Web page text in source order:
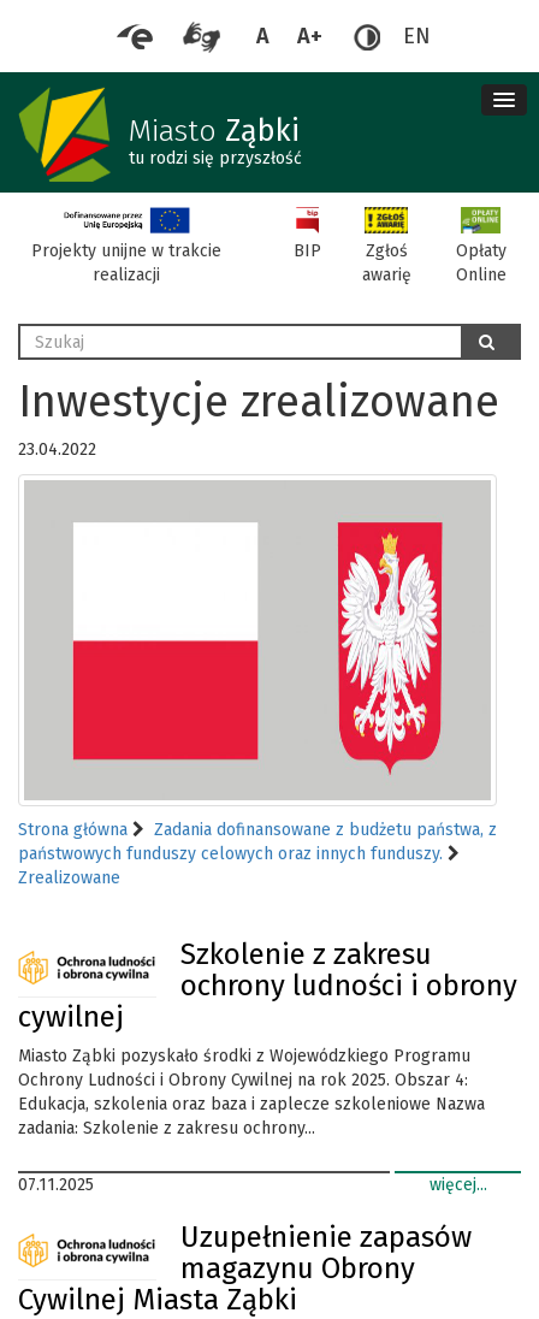
A A+ EN
Miasto Ząbki
tu rodzi się przyszłość
Projekty unijne w trakcie
realizacji
BIP
Zgłoś
awarię
Opłaty
Online
Wyszukaj szukaj
Inwestycje zrealizowane
23.04.2022
Strona główna
Zadania dofinansowane z budżetu państwa, z
państwowych funduszy celowych oraz innych funduszy.
Zrealizowane
Szkolenie z zakresu
ochrony ludności i obrony
cywilnej
Miasto Ząbki pozyskało środki z Wojewódzkiego Programu
Ochrony Ludności i Obrony Cywilnej na rok 2025. Obszar 4:
Edukacja, szkolenia oraz baza i zaplecze szkoleniowe Nazwa
zadania: Szkolenie z zakresu ochrony...
07.11.2025 więcej...
Uzupełnienie zapasów
magazynu Obrony
Cywilnej Miasta Ząbki